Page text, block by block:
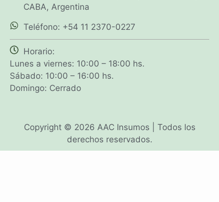
CABA, Argentina
Teléfono: +54 11 2370-0227
Horario:
Lunes a viernes: 10:00 – 18:00 hs.
Sábado: 10:00 – 16:00 hs.
Domingo: Cerrado
Copyright © 2026 AAC Insumos | Todos los
derechos reservados.